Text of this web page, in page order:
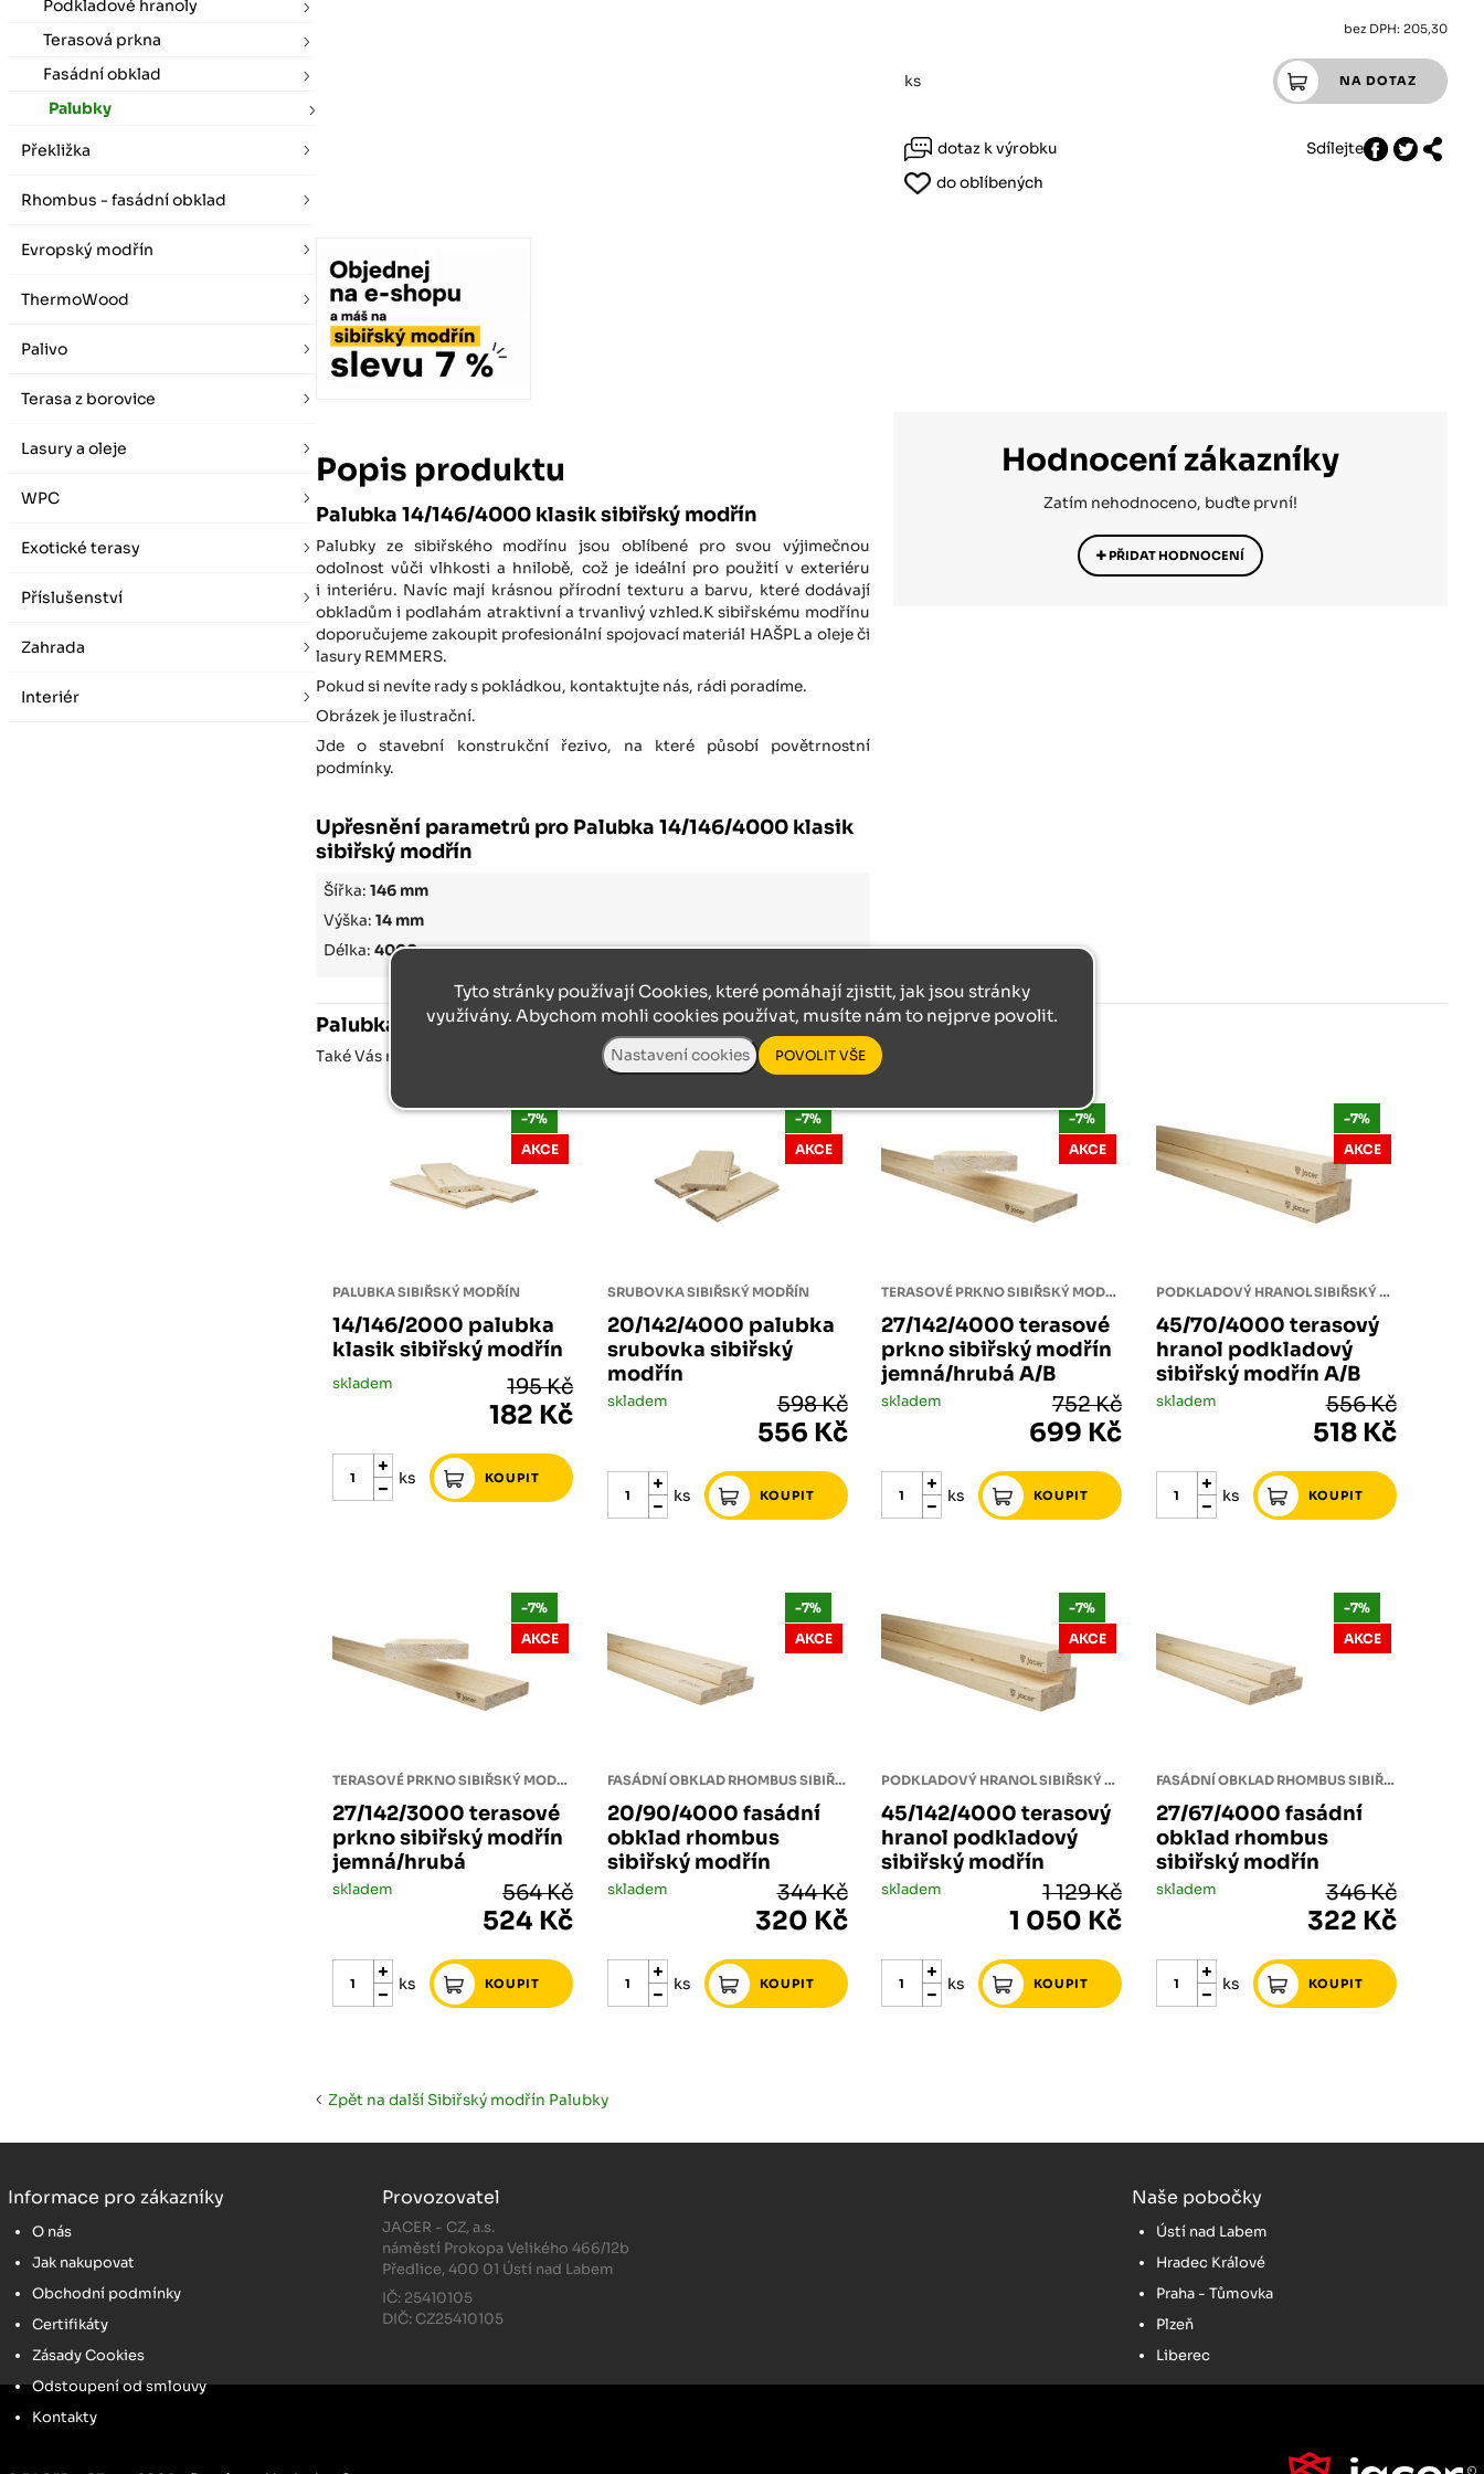
bez DPH: 205,30
ks
dotaz k výrobku
Sdílejte
do oblíbených
Popis produktu
Palubka 14/146/4000 klasik sibiřský modřín
Palubky ze sibiřského modřínu jsou oblíbené pro svou výjimečnou
odolnost vůči vlhkosti a hnilobě, což je ideální pro použití v exteriéru
i interiéru. Navíc mají krásnou přírodní texturu a barvu, které dodávají
obkladům i podlahám atraktivní a trvanlivý vzhled.K sibiřskému modřínu
doporučujeme zakoupit profesionální spojovací materiál HAŠPL a oleje či
lasury REMMERS.
Pokud si nevíte rady s pokládkou, kontaktujte nás, rádi poradíme.
Obrázek je ilustrační.
Jde o stavební konstrukční řezivo, na které působí povětrnostní
podmínky.
Upřesnění parametrů pro Palubka 14/146/4000 klasik
sibiřský modřín
Šířka:146 mm
Výška:14 mm
Délka:4000 mm
Hodnocení zákazníky
Zatím nehodnoceno, buďte první!
PŘIDAT HODNOCENÍ
Palubka 14/146/4000 klasik sibiřský modřín
Také Vás může u Palubka 14/146/4000 klasik sibiřský modřín zajímat:
PALUBKA SIBIŘSKÝ MODŘÍN
14/146/2000 palubka
klasik sibiřský modřín
-7%
AKCE
skladem 195 Kč
182 Kč
ks
SRUBOVKA SIBIŘSKÝ MODŘÍN
20/142/4000 palubka
srubovka sibiřský
modřín
-7%
AKCE
skladem 598 Kč
556 Kč
ks
TERASOVÉ PRKNO SIBIŘSKÝ MODŘÍN
27/142/4000 terasové
prkno sibiřský modřín
jemná/hrubá A/B
-7%
AKCE
skladem 752 Kč
699 Kč
ks
PODKLADOVÝ HRANOL SIBIŘSKÝ MODŘÍN
45/70/4000 terasový
hranol podkladový
sibiřský modřín A/B
-7%
AKCE
skladem 556 Kč
518 Kč
ks
TERASOVÉ PRKNO SIBIŘSKÝ MODŘÍN
27/142/3000 terasové
prkno sibiřský modřín
jemná/hrubá
-7%
AKCE
skladem 564 Kč
524 Kč
ks
FASÁDNÍ OBKLAD RHOMBUS SIBIŘSKÝ MODŘÍN
20/90/4000 fasádní
obklad rhombus
sibiřský modřín
-7%
AKCE
skladem 344 Kč
320 Kč
ks
PODKLADOVÝ HRANOL SIBIŘSKÝ MODŘÍN
45/142/4000 terasový
hranol podkladový
sibiřský modřín
-7%
AKCE
skladem 1 129 Kč
1 050 Kč
ks
FASÁDNÍ OBKLAD RHOMBUS SIBIŘSKÝ MODŘÍN
27/67/4000 fasádní
obklad rhombus
sibiřský modřín
-7%
AKCE
skladem 346 Kč
322 Kč
ks
Zpět na další Sibiřský modřín Palubky
Podkladové hranoly
Terasová prkna
Fasádní obklad
Palubky
Překližka
Rhombus - fasádní obklad
Evropský modřín
ThermoWood
Palivo
Terasa z borovice
Lasury a oleje
WPC
Exotické terasy
Příslušenství
Zahrada
Interiér
Po-Pá 07:00 - 16:00, So 08:00 - 12:00 (ne Liberec)
Po-Pá 08:00 - 16:00, So 08:00 - 12:00 (ne Liberec)
Informace pro zákazníky
O nás
Jak nakupovat
Obchodní podmínky
Certifikáty
Zásady Cookies
Odstoupení od smlouvy
Kontakty
Provozovatel
JACER - CZ, a.s.
náměstí Prokopa Velikého 466/12b
Předlice, 400 01 Ústí nad Labem
IČ: 25410105
DIČ: CZ25410105
Naše pobočky
Ústí nad Labem
Hradec Králové
Praha - Tůmovka
Plzeň
Liberec
Tyto stránky používají Cookies, které pomáhají zjistit, jak jsou stránky
využívány. Abychom mohli cookies používat, musíte nám to nejprve povolit.